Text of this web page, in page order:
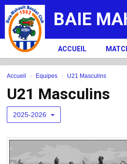
BAIE
ACCUEIL
Accueil Equipes U21 Masculins
U21 Masculins
2025-2026
Panneau de gestion des cookies